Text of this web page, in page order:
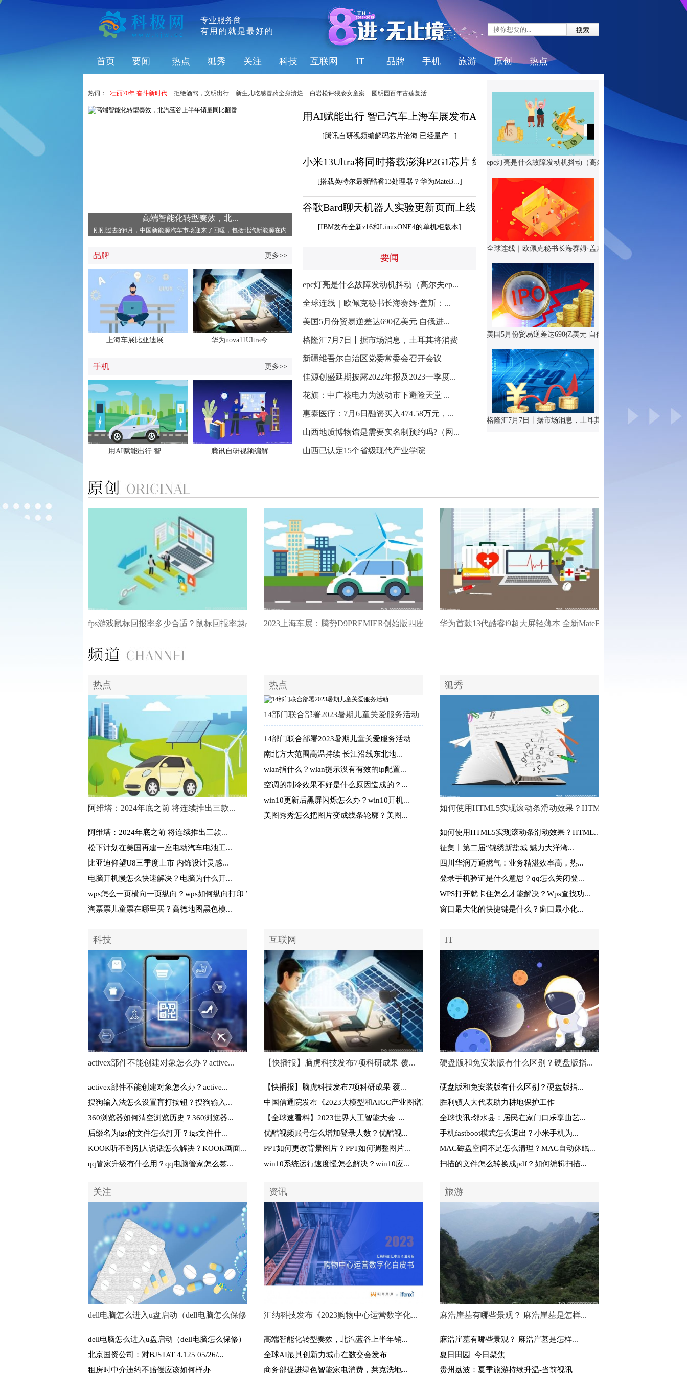
专业服务商
有用的就是最好的
首页 要闻 热点 狐秀 关注 科技 互联网 IT 品牌 手机 旅游 原创 热点
热词： 壮丽70年 奋斗新时代 拒绝酒驾，文明出行 新生儿吃感冒药全身溃烂 白岩松评猥亵女童案 圆明园百年古莲复活
高端智能化转型奏效，北...
刚刚过去的6月，中国新能源汽车市场迎来了回暖，包括北汽新能源在内
2023年全球人工智能最具创新力城市排名发布了！ 2023年7月中国国际
6月，商务部等四部门联合发布促进绿色智能家电消费的通知，号召相关
2023MWC上海 | 释放产...
2023年上海世界移动通信通信大会（简称“MWC 上海”）上，思
汇纳科技发布《2023购物...
在国家政策鼓励线下实体经济发展、鼓励消费的大背景下，购物中心的
更多>>
品牌
上海车展比亚迪展... 华为nova11Ultra今...
更多>>
手机
用AI赋能出行 智... 腾讯自研视频编解...
用AI赋能出行 智己汽车上海车展发布AI4...
[腾讯自研视频编解码芯片沧海 已经量产...]
小米13Ultra将同时搭载澎湃P2G1芯片 续...
[搭载英特尔最新酷睿13处理器？华为MateB...]
谷歌Bard聊天机器人实验更新页面上线 ...
[IBM发布全新z16和LinuxONE4的单机柜版本]
要闻
epc灯亮是什么故障发动机抖动（高尔夫ep...
全球连线｜欧佩克秘书长海赛姆·盖斯：...
美国5月份贸易逆差达690亿美元 自俄进...
格隆汇7月7日丨据市场消息，土耳其将消费
新疆维吾尔自治区党委常委会召开会议
佳源创盛延期披露2022年报及2023一季度...
花旗：中广核电力为波动市下避险天堂 ...
惠泰医疗：7月6日融资买入474.58万元，...
山西地质博物馆是需要实名制预约吗?（网...
山西已认定15个省级现代产业学院
epc灯亮是什么故障发动机抖动（高尔夫ep...
全球连线｜欧佩克秘书长海赛姆·盖斯：...
美国5月份贸易逆差达690亿美元 自俄进...
格隆汇7月7日丨据市场消息，土耳其将消费
fps游戏鼠标回报率多少合适？鼠标回报率越高越好吗？2023上海车展：腾势D9PREMIER创始版四座及N7内饰全球首秀华为首款13代酷睿i9超大屏轻薄本 全新MateBookD16让...
热点
阿维塔：2024年底之前 将连续推出三款...
阿维塔：2024年底之前 将连续推出三款...
松下计划在美国再建一座电动汽车电池工...
比亚迪仰望U8三季度上市 内饰设计灵感...
电脑开机慢怎么快速解决？电脑为什么开...
wps怎么一页横向一页纵向？wps如何纵向打印？
淘票票儿童票在哪里买？高德地图黑色模...
热点
14部门联合部署2023暑期儿童关爱服务活动
14部门联合部署2023暑期儿童关爱服务活动
南北方大范围高温持续 长江沿线东北地...
wlan指什么？wlan提示没有有效的ip配置...
空调的制冷效果不好是什么原因造成的？...
win10更新后黑屏闪烁怎么办？win10开机...
美图秀秀怎么把图片变成线条轮廓？美图...
狐秀
如何使用HTML5实现滚动条滑动效果？HTML...
如何使用HTML5实现滚动条滑动效果？HTML...
征集丨第二届“锦绣新盐城 魅力大洋湾...
四川华润万通燃气：业务精湛效率高，热...
登录手机验证是什么意思？qq怎么关闭登...
WPS打开就卡住怎么才能解决？Wps查找功...
窗口最大化的快捷键是什么？窗口最小化...
科技
activex部件不能创建对象怎么办？active...
activex部件不能创建对象怎么办？active...
搜狗输入法怎么设置盲打按钮？搜狗输入...
360浏览器如何清空浏览历史？360浏览器...
后缀名为igs的文件怎么打开？igs文件什...
KOOK听不到别人说话怎么解决？KOOK画面...
qq管家升级有什么用？qq电脑管家怎么签...
互联网
【快播报】脑虎科技发布7项科研成果 覆...
【快播报】脑虎科技发布7项科研成果 覆...
中国信通院发布《2023大模型和AIGC产业图谱》
【全球速看料】2023世界人工智能大会 |...
优酷视频账号怎么增加登录人数？优酷视...
PPT如何更改背景图片？PPT如何调整图片...
win10系统运行速度慢怎么解决？win10应...
IT
硬盘版和免安装版有什么区别？硬盘版指...
硬盘版和免安装版有什么区别？硬盘版指...
胜利镇人大代表助力耕地保护工作
全球快讯:邻水县：居民在家门口乐享曲艺...
手机fastboot模式怎么退出？小米手机为...
MAC磁盘空间不足怎么清理？MAC自动休眠...
扫描的文件怎么转换成pdf？如何编辑扫描...
关注
dell电脑怎么进入u盘启动（dell电脑怎么保修）
dell电脑怎么进入u盘启动（dell电脑怎么保修）
北京国资公司：对BJSTAT 4.125 05/26/...
租房时中介违约不赔偿应该如何样办
资讯
汇纳科技发布《2023购物中心运营数字化...
高端智能化转型奏效，北汽蓝谷上半年销...
全球AI最具创新力城市在数交会发布
商务部促进绿色智能家电消费，莱克洗地...
旅游
麻浩崖墓有哪些景观？ 麻浩崖墓是怎样...
麻浩崖墓有哪些景观？ 麻浩崖墓是怎样...
夏日田园_今日聚焦
贵州荔波：夏季旅游持续升温-当前视讯